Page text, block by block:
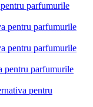
parfumurile
pentru parfumurile
pentru parfumurile
pentru parfumurile
pentru